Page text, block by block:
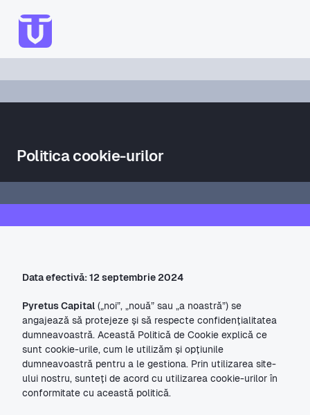
Beneficii
Politica cookie-urilor
Data efectivă: 12 septembrie 2024
Pyretus Capital („noi”, „nouă” sau „a noastră”) se
angajează să protejeze și să respecte confidențialitatea
dumneavoastră. Această Politică de Cookie explică ce
sunt cookie-urile, cum le utilizăm și opțiunile
dumneavoastră pentru a le gestiona. Prin utilizarea site-
ului nostru, sunteți de acord cu utilizarea cookie-urilor în
conformitate cu această politică.